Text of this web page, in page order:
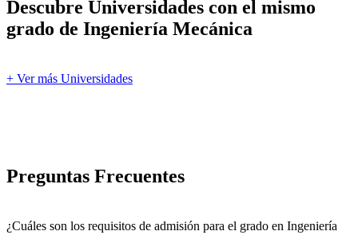
Descubre Universidades con el mismo
grado de Ingeniería Mecánica
+ Ver más Universidades
Preguntas Frecuentes
¿Cuáles son los requisitos de admisión para el grado en Ingeniería